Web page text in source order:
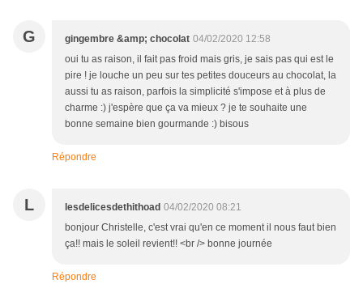
G gingembre &amp; chocolat 04/02/2020 12:58
oui tu as raison, il fait pas froid mais gris, je sais pas qui est le
pire ! je louche un peu sur tes petites douceurs au chocolat, la
aussi tu as raison, parfois la simplicité s'impose et à plus de
charme :) j'espère que ça va mieux ? je te souhaite une
bonne semaine bien gourmande :) bisous
Répondre
L lesdelicesdethithoad 04/02/2020 08:21
bonjour Christelle, c'est vrai qu'en ce moment il nous faut bien
ça!! mais le soleil revient!! <br /> bonne journée
Répondre